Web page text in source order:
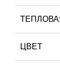
ЦВЕТ